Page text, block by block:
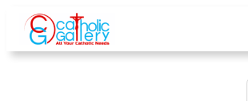
Skip
content